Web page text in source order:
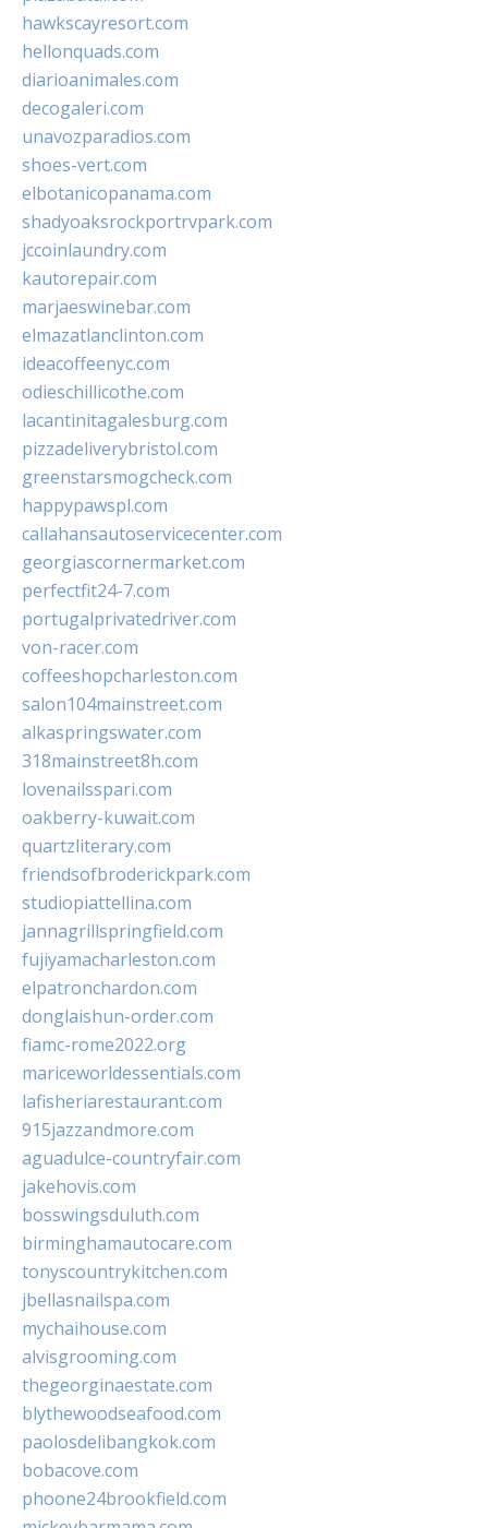
hawkscayresort.com
hellonquads.com
diarioanimales.com
decogaleri.com
unavozparadios.com
shoes-vert.com
elbotanicopanama.com
shadyoaksrockportrvpark.com
jccoinlaundry.com
kautorepair.com
marjaeswinebar.com
elmazatlanclinton.com
ideacoffeenyc.com
odieschillicothe.com
lacantinitagalesburg.com
pizzadeliverybristol.com
greenstarsmogcheck.com
happypawspl.com
callahansautoservicecenter.com
georgiascornermarket.com
perfectfit24-7.com
portugalprivatedriver.com
von-racer.com
coffeeshopcharleston.com
salon104mainstreet.com
alkaspringswater.com
318mainstreet8h.com
lovenailsspari.com
oakberry-kuwait.com
quartzliterary.com
friendsofbroderickpark.com
studiopiattellina.com
jannagrillspringfield.com
fujiyamacharleston.com
elpatronchardon.com
donglaishun-order.com
fiamc-rome2022.org
mariceworldessentials.com
lafisheriarestaurant.com
915jazzandmore.com
aguadulce-countryfair.com
jakehovis.com
bosswingsduluth.com
birminghamautocare.com
tonyscountrykitchen.com
jbellasnailspa.com
mychaihouse.com
alvisgrooming.com
thegeorginaestate.com
blythewoodseafood.com
paolosdelibangkok.com
bobacove.com
phoone24brookfield.com